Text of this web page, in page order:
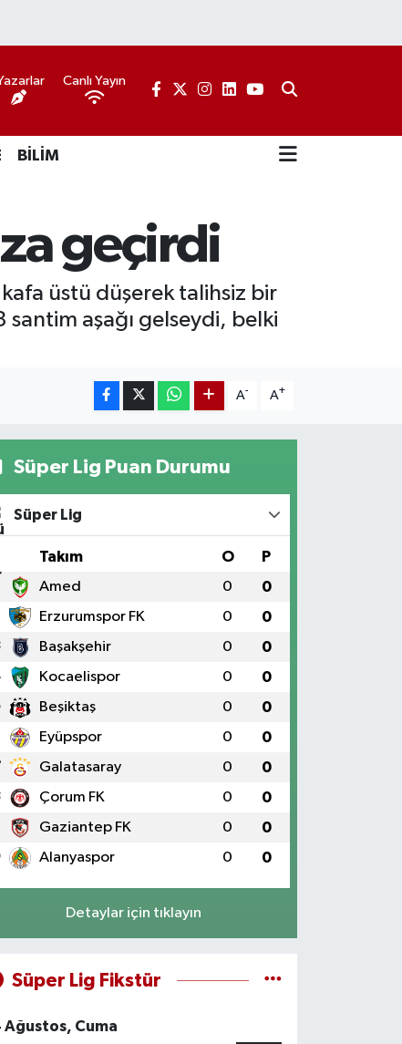
Canlı Yayın
BİLİM
geçirdi
üstü düşerek talihsiz bir
santim aşağı gelseydi, belki
A- A+
Süper Lig Puan Durumu
Süper Lig
Takım O P
Amed 0 0
Erzurumspor FK 0 0
Başakşehir 0 0
Kocaelispor 0 0
Beşiktaş 0 0
Eyüpspor 0 0
Galatasaray 0 0
Çorum FK 0 0
Gaziantep FK 0 0
Alanyaspor 0 0
Detaylar için tıklayın
Süper Lig Fikstür
Ağustos, Cuma